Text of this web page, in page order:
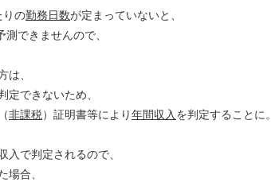
りの勤務日数が定まっていないと、
できませんので、
は、
定できないため、
非課税）証明書等により年間収入 を判定することに。
入で判定されるので、
場合、